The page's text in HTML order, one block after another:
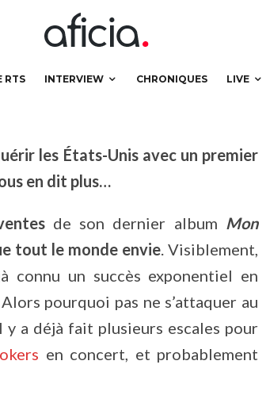
RTS INTERVIEW CHRONIQUES LIVE
!
les États-Unis avec un premier
en dit plus…
de son dernier album Mon
tout le monde envie. Visiblement,
connu un succès exponentiel en
pourquoi pas ne s’attaquer au
y a déjà fait plusieurs escales pour
en concert, et probablement